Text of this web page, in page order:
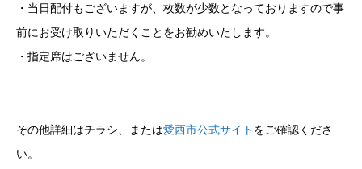
・当日配付もございますが、枚数が少数となっておりますので事
前にお受け取りいただくことをお勧めいたします。
・指定席はございません。
その他詳細はチラシ、または愛西市公式サイト をご確認くださ
い。